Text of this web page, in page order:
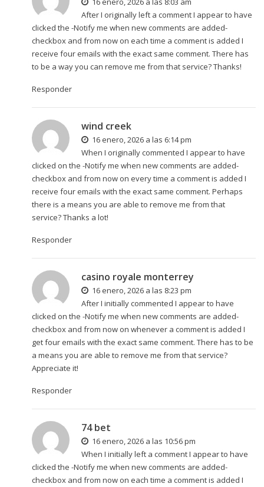
After I originally left a comment I appear to have
clicked the -Notify me when new comments are added-
checkbox and from now on each time a comment is added I
receive four emails with the exact same comment. There has
to be a way you can remove me from that service? Thanks!
Responder
wind creek
16 enero, 2026 a las 6:14 pm
When I originally commented I appear to have
clicked on the -Notify me when new comments are added-
checkbox and from now on every time a comment is added I
receive four emails with the exact same comment. Perhaps
there is a means you are able to remove me from that
service? Thanks a lot!
Responder
casino royale monterrey
16 enero, 2026 a las 8:23 pm
After I initially commented I appear to have
clicked on the -Notify me when new comments are added-
checkbox and from now on whenever a comment is added I
get four emails with the exact same comment. There has to be
a means you are able to remove me from that service?
Appreciate it!
Responder
74 bet
16 enero, 2026 a las 10:56 pm
When I initially left a comment I appear to have
clicked the -Notify me when new comments are added-
checkbox and from now on each time a comment is added I